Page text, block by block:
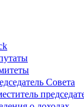
Совета